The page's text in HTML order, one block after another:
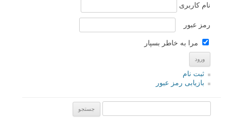
نام کاربری
رمز عبور
مرا به خاطر بسپار
ثبت نام
بازیابی رمز عبور